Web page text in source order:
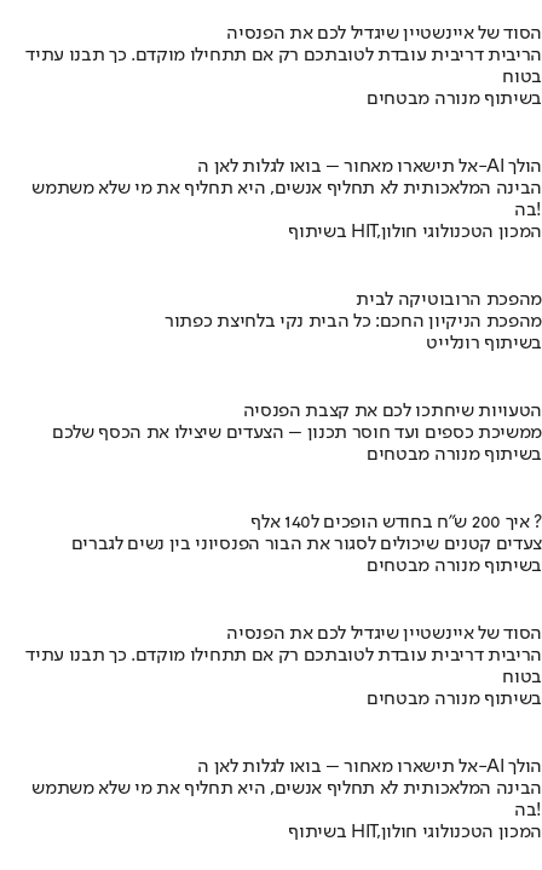
הסוד של איינשטיין שיגדיל לכם את הפנסיה
הריבית דריבית עובדת לטובתכם רק אם תתחילו מוקדם. כך תבנו עתיד
בטוח
בשיתוף מנורה מבטחים
אל תישארו מאחור – בואו לגלות לאן ה-AI הולך
הבינה המלאכותית לא תחליף אנשים, היא תחליף את מי שלא משתמש
בה!
בשיתוף HIT,המכון הטכנולוגי חולון
מהפכת הרובוטיקה לבית
מהפכת הניקיון החכם: כל הבית נקי בלחיצת כפתור
בשיתוף רונלייט
הטעויות שיחתכו לכם את קצבת הפנסיה
ממשיכת כספים ועד חוסר תכנון – הצעדים שיצילו את הכסף שלכם
בשיתוף מנורה מבטחים
איך 200 ש"ח בחודש הופכים ל140 אלף ?
צעדים קטנים שיכולים לסגור את הבור הפנסיוני בין נשים לגברים
בשיתוף מנורה מבטחים
הסוד של איינשטיין שיגדיל לכם את הפנסיה
הריבית דריבית עובדת לטובתכם רק אם תתחילו מוקדם. כך תבנו עתיד
בטוח
בשיתוף מנורה מבטחים
אל תישארו מאחור – בואו לגלות לאן ה-AI הולך
הבינה המלאכותית לא תחליף אנשים, היא תחליף את מי שלא משתמש
בה!
בשיתוף HIT,המכון הטכנולוגי חולון